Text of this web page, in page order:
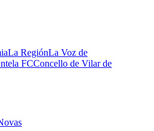
La RegiónLa Voz de
FCConcello de Vilar de